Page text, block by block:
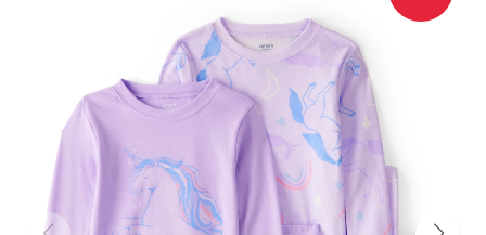
Calzado
Club
Carter